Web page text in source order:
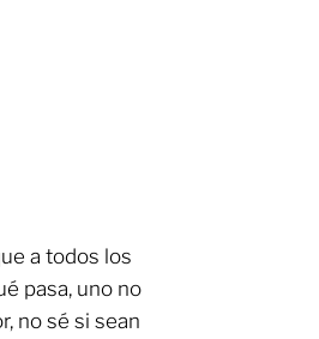
a todos los
pasa, uno no
no sé si sean